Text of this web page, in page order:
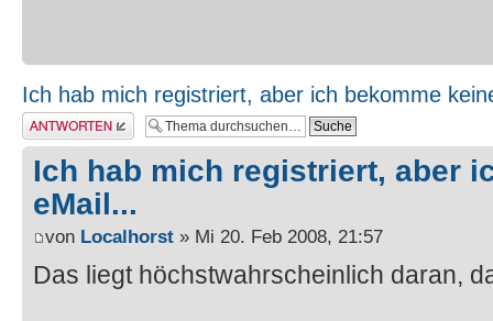
Ich hab mich registriert, aber ich bekomme
Antwort erstellen
Ich hab mich registriert, aber
eMail...
von Localhorst » Mi 20. Feb 2008, 21:57
Das liegt höchstwahrscheinlich daran,